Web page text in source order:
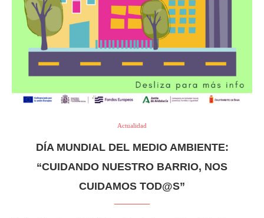
Actualidad
DÍA MUNDIAL DEL MEDIO AMBIENTE:
“CUIDANDO NUESTRO BARRIO, NOS
CUIDAMOS TOD@S”